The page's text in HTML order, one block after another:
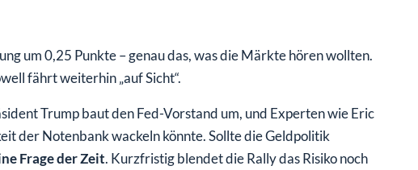
um 0,25 Punkte – genau das, was die Märkte hören wollten.
fährt weiterhin „auf Sicht“.
Trump baut den Fed-Vorstand um, und Experten wie Eric
der Notenbank wackeln könnte. Sollte die Geldpolitik
Frage der Zeit. Kurzfristig blendet die Rally das Risiko noch